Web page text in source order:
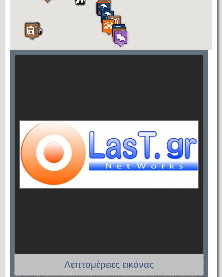
Λεπτομέρειες εικόνας